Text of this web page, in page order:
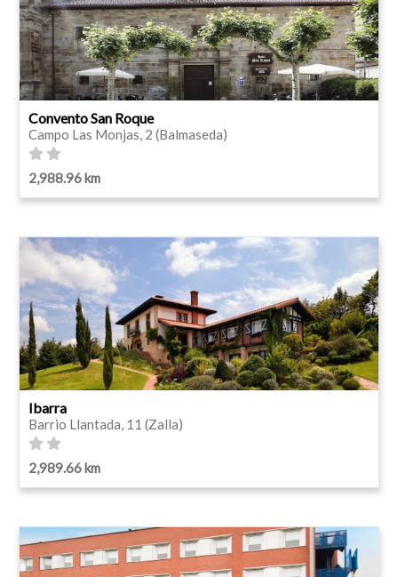
Convento San Roque
Campo Las Monjas, 2 (Balmaseda)
2,988.96 km
Ibarra
Barrio Llantada, 11 (Zalla)
2,989.66 km